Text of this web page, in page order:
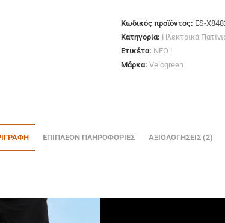
Κωδικός προϊόντος: ES-
Κατηγορία: Ηλεκτρικά
Ετικέτα: ΝΕΟ !
Μάρκα: Velogreen
ΕΠΙΠΛΈΟΝ ΠΛΗΡΟΦΟΡΊΕΣ ΑΞΙΟΛΟΓΉΣΕΙΣ (2)